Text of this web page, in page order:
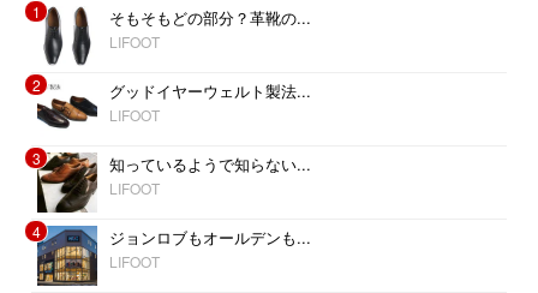
1
そもそもどの部分？革靴の...
LIFOOT
2 グッドイヤーウェルト製法...
LIFOOT
3 知っているようで知らない...
LIFOOT
4 ジョンロブもオールデンも...
LIFOOT